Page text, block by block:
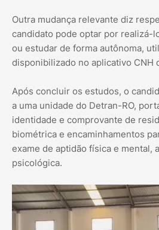
Outra mudança relevante diz
candidato pode optar por realizá-
ou estudar de forma autônoma,
disponibilizado no aplicativo CNH
Após concluir os estudos, o
a uma unidade do Detran-RO,
identidade e comprovante de
biométrica e encaminhamentos
exame de aptidão física e mental,
psicológica.